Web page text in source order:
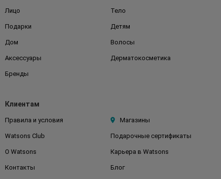
Лицо Тело
Подарки Детям
Дом Волосы
Аксессуары Дерматокосметика
Бренды
Клиентам
Правила и условия Магазины
Watsons Club Подарочные сертификаты
О Watsons Карьера в Watsons
Контакты Блог